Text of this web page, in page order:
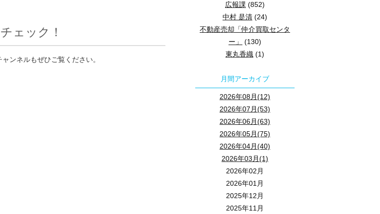
広報課 (852)
中村 是清 (24)
不動産売却「仲介買取センタ
ー」
(130)
東丸香織 (1)
月間アーカイブ
2026年08月(12)
2026年07月(53)
2026年06月(63)
2026年05月(75)
2026年04月(40)
2026年03月(1)
2026年02月
2026年01月
2025年12月
2025年11月
ェック！
ンネルもぜひご覧ください。